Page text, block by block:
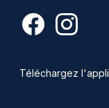
Téléchargez l'appli